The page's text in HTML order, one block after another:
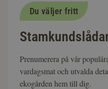
Du väljer fritt
Prenumerera på vår
vardagsmat och utvalda
ekogården hem till dig.